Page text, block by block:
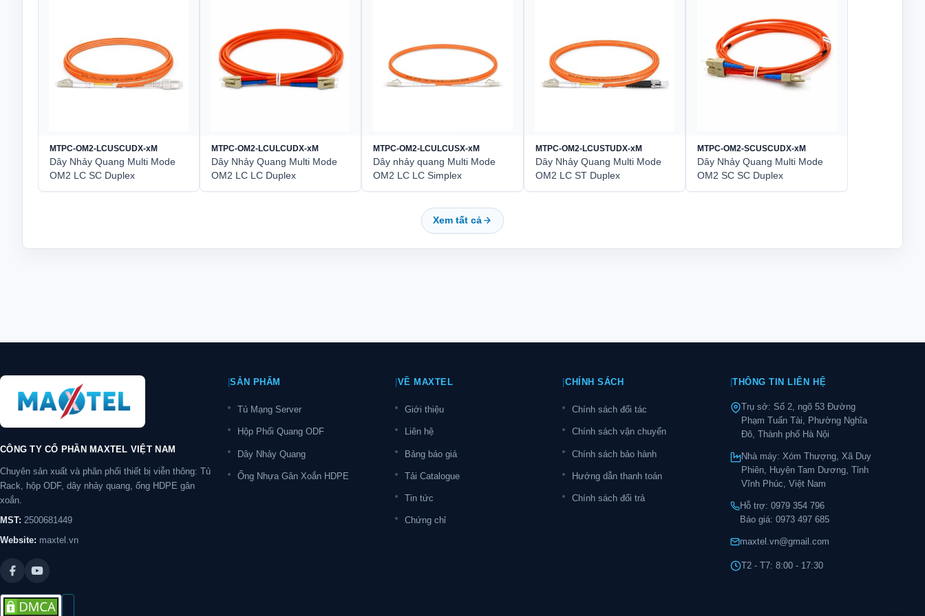
MTPC-OM2-LCUSCUDX-xM
Dây Nhảy Quang Multi Mode
OM2 LC SC Duplex
MTPC-OM2-LCULCUDX-xM
Dây Nhảy Quang Multi Mode
OM2 LC LC Duplex
MTPC-OM2-LCULCUSX-xM
Dây nhảy quang Multi Mode
OM2 LC LC Simplex
MTPC-OM2-LCUSTUDX-xM
Dây Nhảy Quang Multi Mode
OM2 LC ST Duplex
MTPC-OM2-SCUSCUDX-xM
Dây Nhảy Quang Multi Mode
OM2 SC SC Duplex
Xem tất cả
CÔNG TY CỔ PHẦN MAXTEL VIỆT NAM
Chuyên sản xuất và phân phối thiết bị viễn thông: Tủ
Rack, hộp ODF, dây nhảy quang, ống HDPE gân
xoắn.
MST: 2500681449
Website: maxtel.vn
|SẢN PHẨM
Tủ Mạng Server
Hộp Phối Quang ODF
Dây Nhảy Quang
Ống Nhựa Gân Xoắn HDPE
VỀ MAXTEL
Giới thiệu
Liên hệ
Bảng báo giá
Tải Catalogue
Tin tức
Chứng chỉ
CHÍNH SÁCH
Chính sách đối tác
Chính sách vận chuyển
Chính sách bảo hành
Hướng dẫn thanh toán
Chính sách đổi trả
|THÔNG TIN LIÊN HỆ
Trụ sở: Số 2, ngõ 53 Đường
Phạm Tuấn Tài, Phường Nghĩa
Đô, Thành phố Hà Nội
Nhà máy: Xóm Thượng, Xã Duy
Phiên, Huyện Tam Dương, Tỉnh
Vĩnh Phúc, Việt Nam
Hỗ trợ: 0979 354 796
Báo giá: 0973 497 685
maxtel.vn@gmail.com
T2 - T7: 8:00 - 17:30